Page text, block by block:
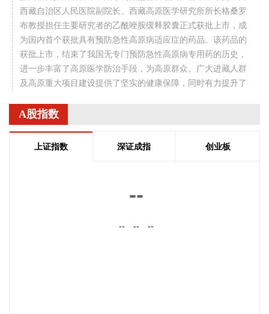
西藏自治区人民医院副院长、西藏高原医学研究所所长格桑罗
布教授担任主要研究者的乙酰唑胺缓释胶囊正式获批上市，成
为国内首个获批具有预防急性高原病适应症的药品。该药品的
获批上市，结束了我国无专门预防急性高原病专用药的历史，
进一步丰富了高原医学防治手段，为高原群众、广大进藏人群
及高原重大项目建设提供了坚实的健康保障，同时有力提升了
2026-08-08 14:14:35
据自然资源部，今年第9号台风“白海豚”（强台风级）正逐渐向
时，江苏南通至浙江温州将出现最大160cm风暴增水，浙江近
据《海洋灾害应急预案》规定，自然资源部于8月8日将浙江的
A股指数
上证指数 深证成指 创业板
--
-- -- --